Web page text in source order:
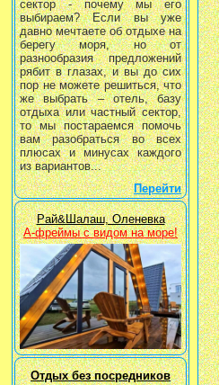
сектор - почему мы его
выбираем? Если вы уже
давно мечтаете об отдыхе на
берегу моря, но от
разнообразия предложений
рябит в глазах, и вы до сих
пор не можете решиться, что
же выбрать – отель, базу
отдыха или частный сектор,
то мы постараемся помочь
вам разобраться во всех
плюсах и минусах каждого
из вариантов...
Перейти
Рай&Шалаш, Оленевка
А-фреймы с видом на море!
Отдых без посредников